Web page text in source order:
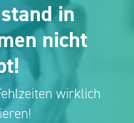
in
nicht
wirklich